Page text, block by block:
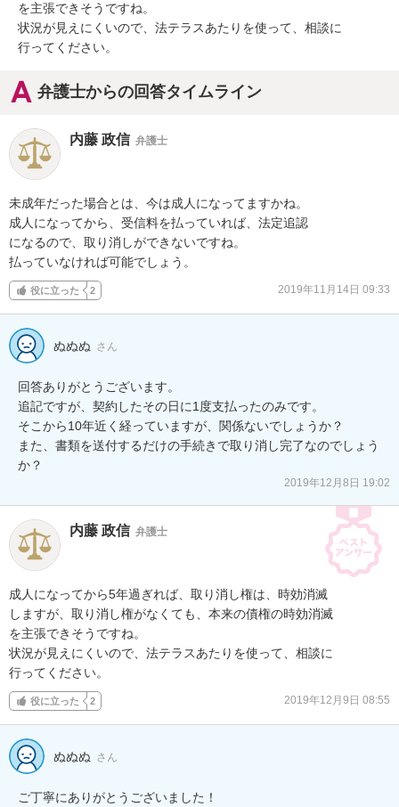
を主張できそうですね。
状況が見えにくいので、法テラスあたりを使って、相談に
行ってください。
弁護士からの回答タイムライン
内藤 政信 弁護士
未成年だった場合とは、今は成人になってますかね。
成人になってから、受信料を払っていれば、法定追認
になるので、取り消しができないですね。
払っていなければ可能でしょう。
役に立った 2 2019年11月14日 09:33
ぬぬぬ さん
回答ありがとうございます。
追記ですが、契約したその日に1度支払ったのみです。
そこから10年近く経っていますが、関係ないでしょうか？
また、書類を送付するだけの手続きで取り消し完了なのでしょう
か？
2019年12月8日 19:02
内藤 政信 弁護士
成人になってから5年過ぎれば、取り消し権は、時効消滅
しますが、取り消し権がなくても、本来の債権の時効消滅
を主張できそうですね。
状況が見えにくいので、法テラスあたりを使って、相談に
行ってください。
役に立った 2 2019年12月9日 08:55
ぬぬぬ さん
ご丁寧にありがとうございました！